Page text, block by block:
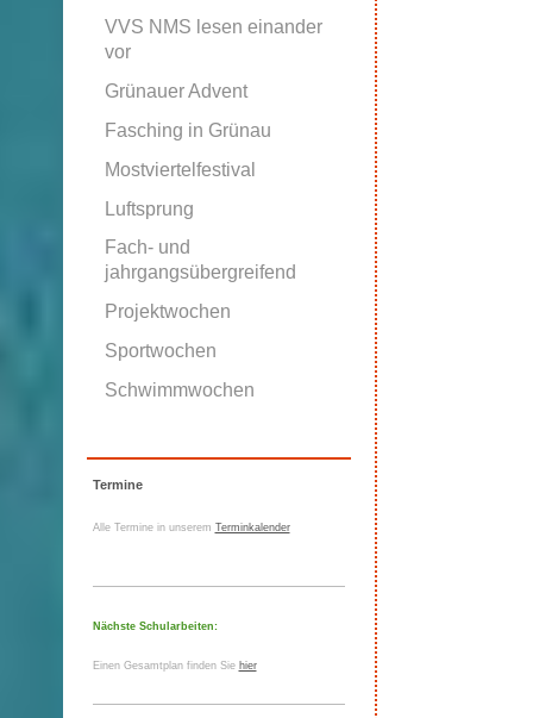
VVS NMS lesen einander
vor
Grünauer Advent
Fasching in Grünau
Mostviertelfestival
Luftsprung
Fach- und
jahrgangsübergreifend
Projektwochen
Sportwochen
Schwimmwochen
Termine
Alle Termine in unserem Terminkalender
Nächste Schularbeiten:
Einen Gesamtplan finden Sie hier